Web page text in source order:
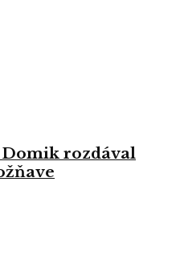
rozdával